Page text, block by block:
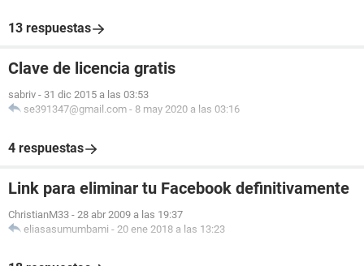
13 respuestas
Clave de licencia gratis
sabriv - 31 dic 2015 a las 03:53
se391347@gmail.com - 8 may 2020 a las 03:16
4 respuestas
Link para eliminar tu Facebook definitivamente
ChristianM33 - 28 abr 2009 a las 19:37
eliasasumumbami - 20 ene 2018 a las 13:23